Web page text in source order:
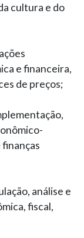
cultura e do
e financeira,
de preços;
análise e
fiscal,